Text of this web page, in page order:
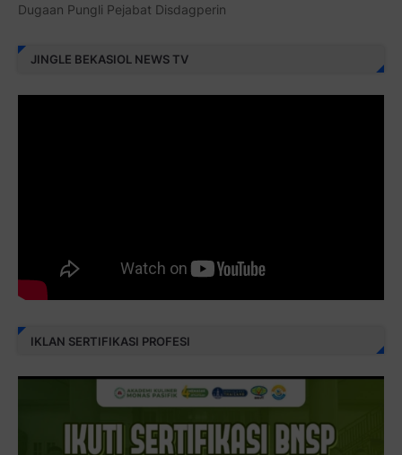
Dugaan Pungli Pejabat Disdagperin
JINGLE BEKASIOL NEWS TV
IKLAN SERTIFIKASI PROFESI